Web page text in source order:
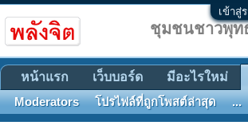
เข้าสู่
ชุมชนชาวพุท
หน้าแรก เว็บบอร์ด มีอะไรใหม่
Moderators โปรไฟล์ที่ถูกโพสต์ล่าสุด ...